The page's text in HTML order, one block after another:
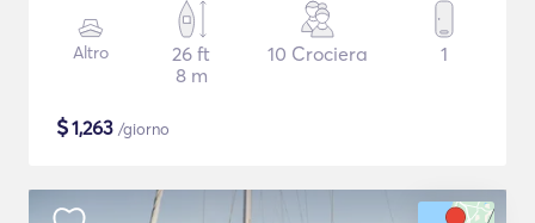
Altro
26 ft
8 m
10 Crociera 1
$1,263 /giorno